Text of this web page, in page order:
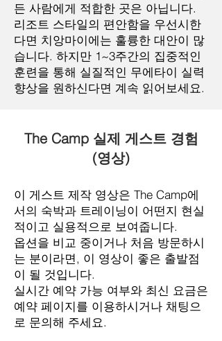
든 사람에게 적합한 곳은 아닙니다.
리조트 스타일의 편안함을 우선시한
다면 치앙마이에는 훌륭한 대안이 많
습니다. 하지만 1~3주간의 집중적인
훈련을 통해 실질적인 무에타이 실력
향상을 원하신다면 계속 읽어보세요.
The Camp 실제 게스트 경험
(영상)
이 게스트 제작 영상은 The Camp에
서의 숙박과 트레이닝이 어떤지 현실
적이고 실용적으로 보여줍니다.
옵션을 비교 중이거나 처음 방문하시
는 분이라면, 이 영상이 좋은 출발점
이 될 것입니다.
실시간 예약 가능 여부와 최신 요금은
예약 페이지를 이용하시거나 채팅으
로 문의해 주세요.